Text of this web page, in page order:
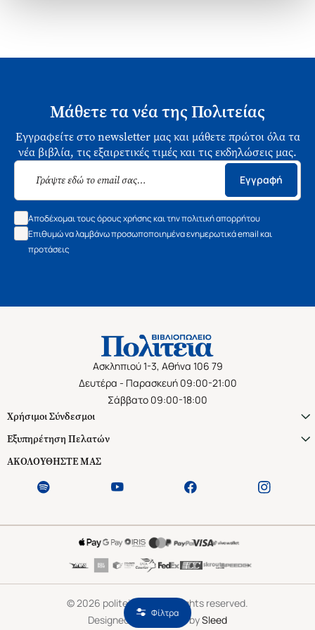
Φίλτρα
Μάθετε τα νέα της Πολιτείας
Εγγραφείτε στο newsletter μας και μάθετε πρώτοι όλα τα
νέα βιβλία, τις εξαιρετικές τιμές και τις εκδηλώσεις μας.
Εγγραφή
Αποδέχομαι τους όρους χρήσης και την πολιτική απορρήτου
Επιθυμώ να λαμβάνω προσωποποιημένα ενημερωτικά email και
προτάσεις
Ασκληπιού 1-3, Αθήνα 106 79
Δευτέρα - Παρασκευή 09:00-21:00
Σάββατο 09:00-18:00
Χρήσιμοι Σύνδεσμοι
Εξυπηρέτηση Πελατών
ΑΚΟΛΟΥΘΗΣΤΕ ΜΑΣ
© 2026 politeianet.gr All rights reserved.
Designed & Developed bySleed